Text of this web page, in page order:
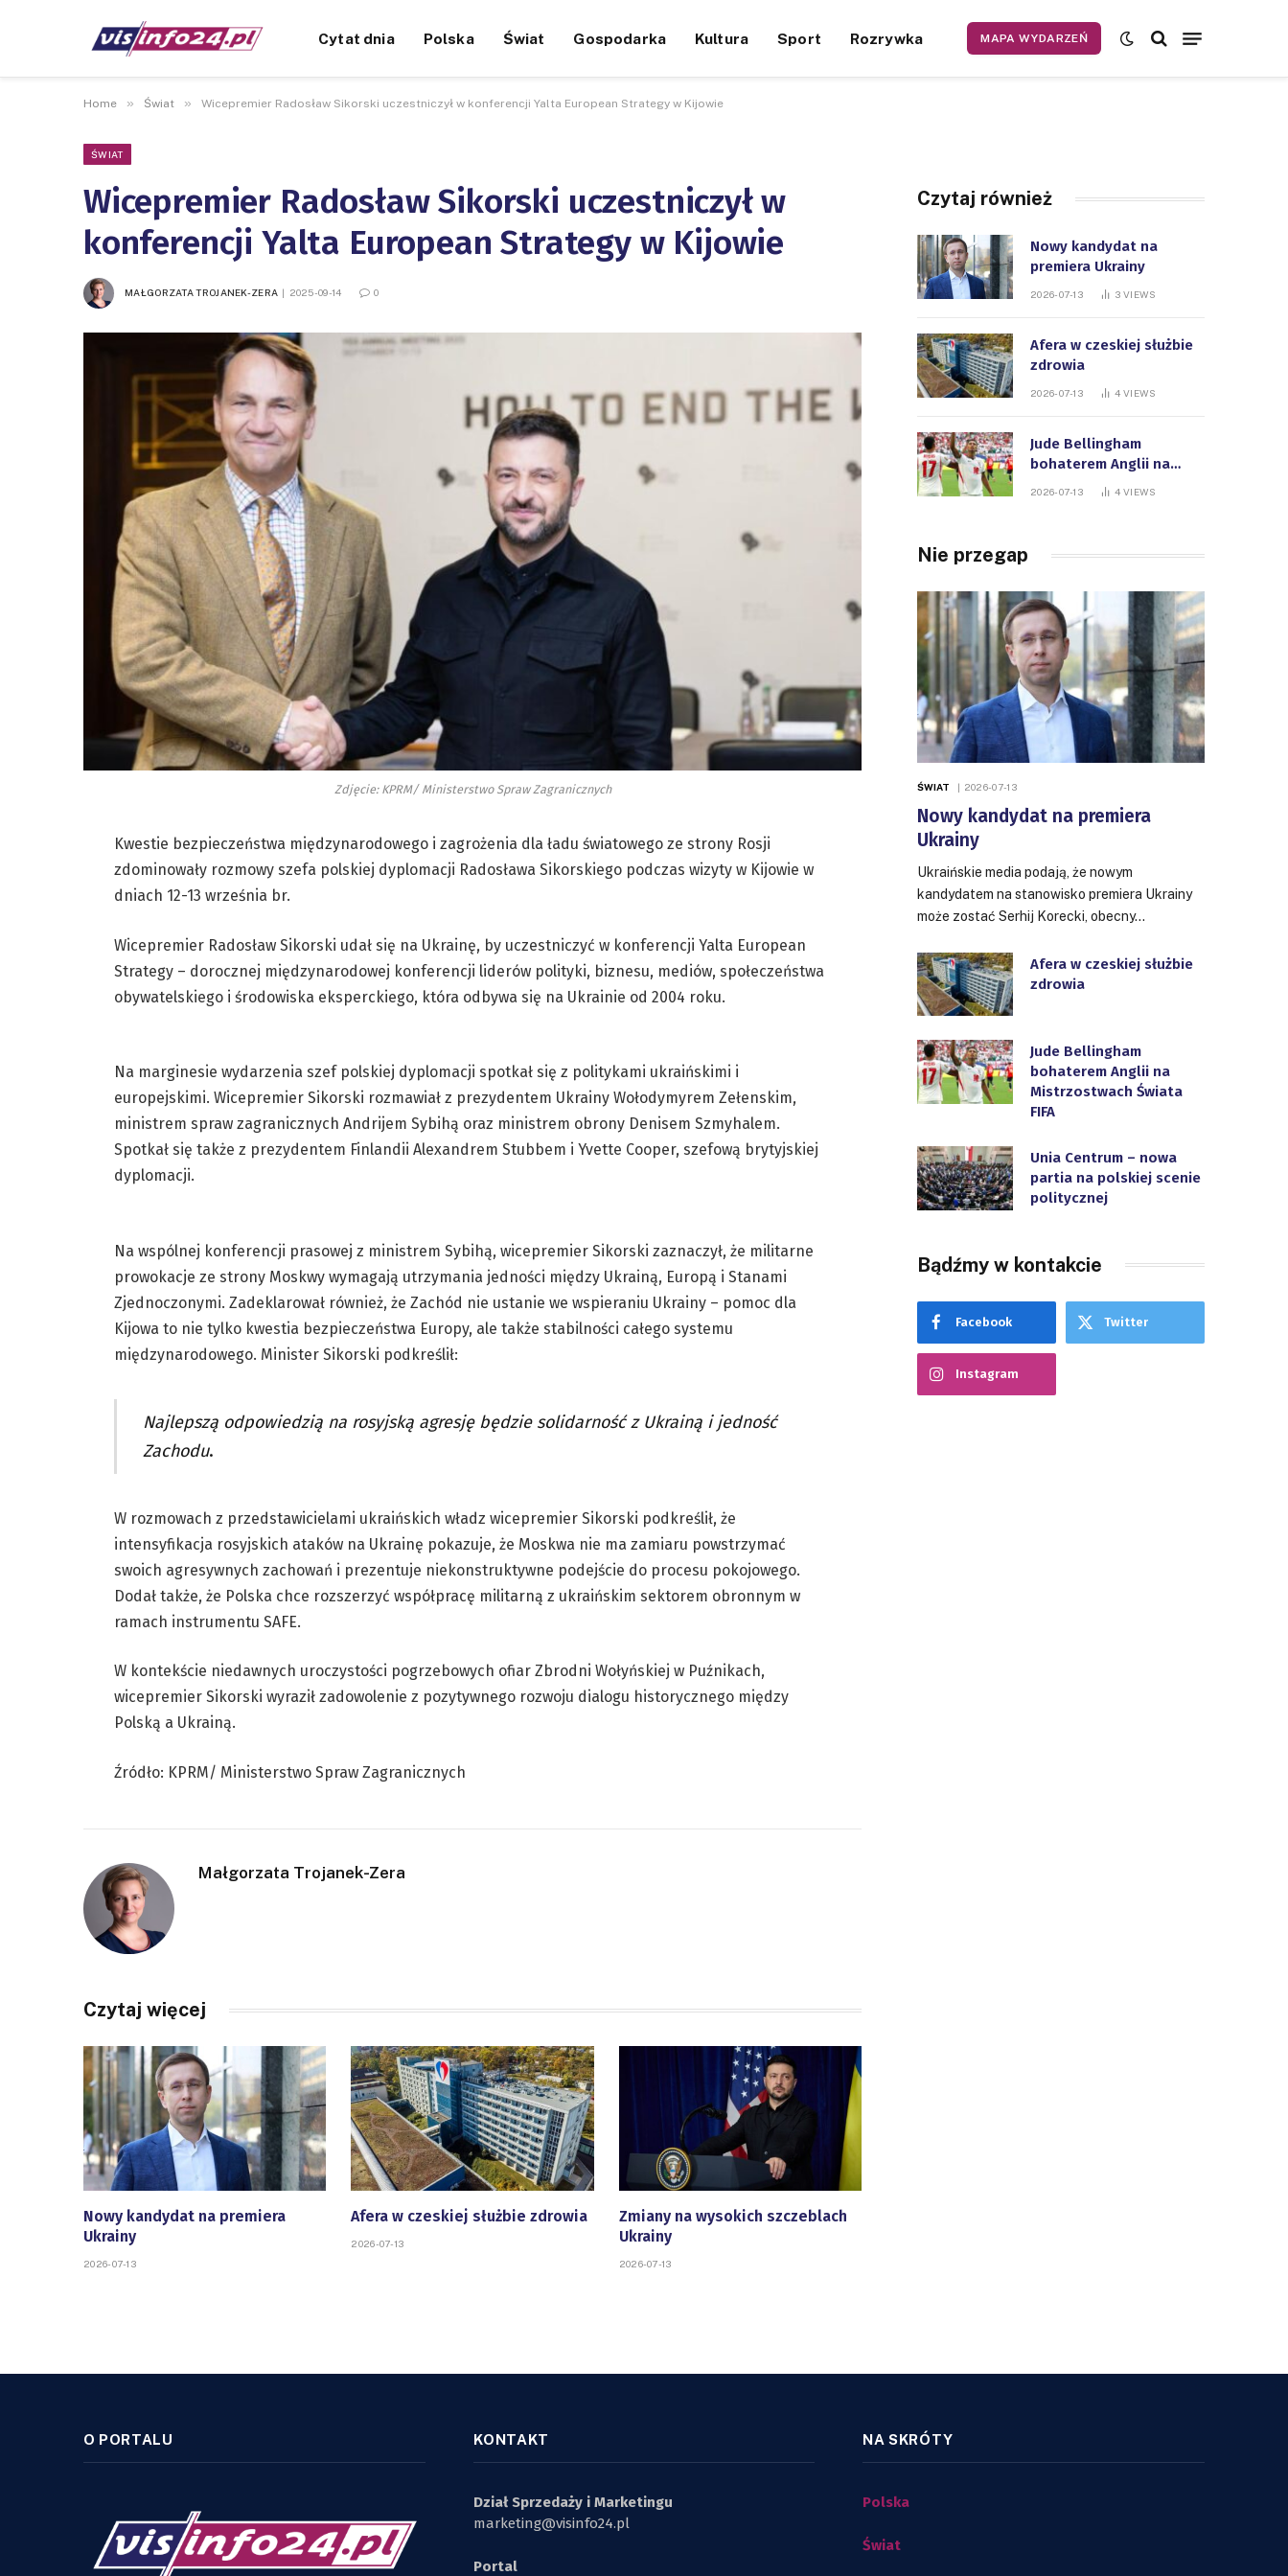
Cytat dnia Polska Świat Gospodarka Kultura Sport Rozrywka MAPA WYDARZEŃ
Home » Świat » Wicepremier Radosław Sikorski uczestniczył w konferencji Yalta European Strategy w Kijowie
ŚWIAT
Wicepremier Radosław Sikorski uczestniczył w
konferencji Yalta European Strategy w Kijowie
MAŁGORZATA TROJANEK-ZERA 2025-09-14 0
Zdjęcie: KPRM/ Ministerstwo Spraw Zagranicznych
Kwestie bezpieczeństwa międzynarodowego i zagrożenia dla ładu światowego ze strony Rosji
zdominowały rozmowy szefa polskiej dyplomacji Radosława Sikorskiego podczas wizyty w Kijowie w
dniach 12-13 września br.
Wicepremier Radosław Sikorski udał się na Ukrainę, by uczestniczyć w konferencji Yalta European
Strategy – dorocznej międzynarodowej konferencji liderów polityki, biznesu, mediów, społeczeństwa
obywatelskiego i środowiska eksperckiego, która odbywa się na Ukrainie od 2004 roku.
Na marginesie wydarzenia szef polskiej dyplomacji spotkał się z politykami ukraińskimi i
europejskimi. Wicepremier Sikorski rozmawiał z prezydentem Ukrainy Wołodymyrem Zełenskim,
ministrem spraw zagranicznych Andrijem Sybihą oraz ministrem obrony Denisem Szmyhalem.
Spotkał się także z prezydentem Finlandii Alexandrem Stubbem i Yvette Cooper, szefową brytyjskiej
dyplomacji.
Na wspólnej konferencji prasowej z ministrem Sybihą, wicepremier Sikorski zaznaczył, że militarne
prowokacje ze strony Moskwy wymagają utrzymania jedności między Ukrainą, Europą i Stanami
Zjednoczonymi. Zadeklarował również, że Zachód nie ustanie we wspieraniu Ukrainy – pomoc dla
Kijowa to nie tylko kwestia bezpieczeństwa Europy, ale także stabilności całego systemu
międzynarodowego. Minister Sikorski podkreślił:
Najlepszą odpowiedzią na rosyjską agresję będzie solidarność z Ukrainą i jedność
Zachodu.
W rozmowach z przedstawicielami ukraińskich władz wicepremier Sikorski podkreślił, że
intensyfikacja rosyjskich ataków na Ukrainę pokazuje, że Moskwa nie ma zamiaru powstrzymać
swoich agresywnych zachowań i prezentuje niekonstruktywne podejście do procesu pokojowego.
Dodał także, że Polska chce rozszerzyć współpracę militarną z ukraińskim sektorem obronnym w
ramach instrumentu SAFE.
W kontekście niedawnych uroczystości pogrzebowych ofiar Zbrodni Wołyńskiej w Puźnikach,
wicepremier Sikorski wyraził zadowolenie z pozytywnego rozwoju dialogu historycznego między
Polską a Ukrainą.
Źródło: KPRM/ Ministerstwo Spraw Zagranicznych
Małgorzata Trojanek-Zera
Czytaj więcej
Nowy kandydat na premiera
Ukrainy
2026-07-13
Afera w czeskiej służbie zdrowia
2026-07-13
Zmiany na wysokich szczeblach
Ukrainy
2026-07-13
Czytaj również
Nowy kandydat na
premiera Ukrainy
2026-07-13 3 VIEWS
Afera w czeskiej służbie
zdrowia
2026-07-13 4 VIEWS
Jude Bellingham
bohaterem Anglii na
Mistrzostwach Świata
2026-07-13 4 VIEWS
Nie przegap
ŚWIAT 2026-07-13
Nowy kandydat na premiera
Ukrainy
Ukraińskie media podają, że nowym
kandydatem na stanowisko premiera Ukrainy
może zostać Serhij Korecki, obecny…
Afera w czeskiej służbie
zdrowia
Jude Bellingham
bohaterem Anglii na
Mistrzostwach Świata
FIFA
Unia Centrum – nowa
partia na polskiej scenie
politycznej
Bądźmy w kontakcie
Facebook Twitter
Instagram
O PORTALU KONTAKT
Dział Sprzedaży i Marketingu
marketing@visinfo24.pl
Portal
NA SKRÓTY
Polska
Świat